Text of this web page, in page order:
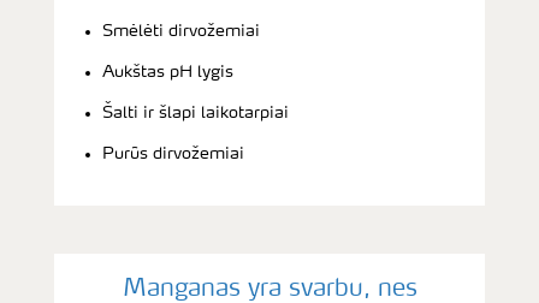
Smėlėti dirvožemiai
Aukštas pH lygis
Šalti ir šlapi laikotarpiai
Purūs dirvožemiai
Manganas yra svarbu, nes